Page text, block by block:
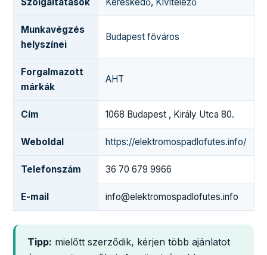
Munkavégzés
helyszínei
Budapest főváros
Forgalmazott
márkák
AHT
Cím 1068 Budapest , Király Utca 80.
Weboldal https://elektromospadlofutes.info/
Telefonszám 36 70 679 9966
E-mail info@elektromospadlofutes.info
Tipp: mielőtt szerződik, kérjen több ajánlatot